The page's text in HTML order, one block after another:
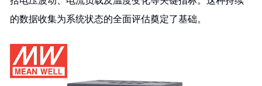
的数据收集为系统状态的全面评估奠定了基础。